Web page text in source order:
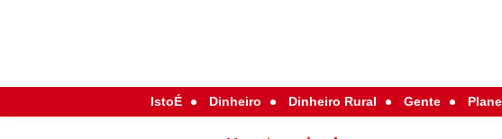
IstoÉ Dinheiro Dinheiro Rural Gente